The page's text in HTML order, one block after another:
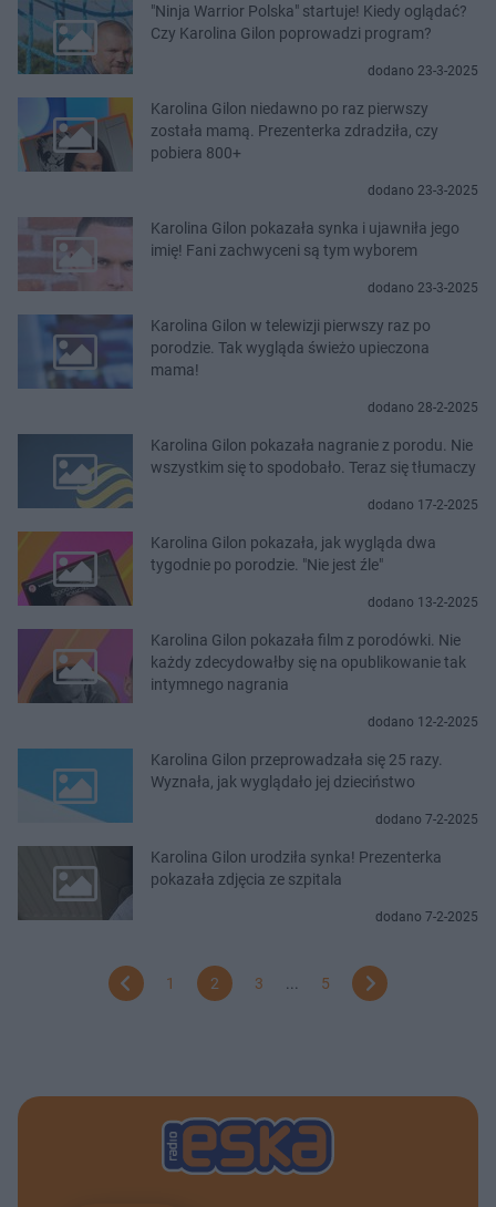
"Ninja Warrior Polska" startuje! Kiedy oglądać?
Czy Karolina Gilon poprowadzi program?
dodano 23-3-2025
Karolina Gilon niedawno po raz pierwszy
została mamą. Prezenterka zdradziła, czy
pobiera 800+
dodano 23-3-2025
Karolina Gilon pokazała synka i ujawniła jego
imię! Fani zachwyceni są tym wyborem
dodano 23-3-2025
Karolina Gilon w telewizji pierwszy raz po
porodzie. Tak wygląda świeżo upieczona
mama!
dodano 28-2-2025
Karolina Gilon pokazała nagranie z porodu. Nie
wszystkim się to spodobało. Teraz się tłumaczy
dodano 17-2-2025
Karolina Gilon pokazała, jak wygląda dwa
tygodnie po porodzie. "Nie jest źle"
dodano 13-2-2025
Karolina Gilon pokazała film z porodówki. Nie
każdy zdecydowałby się na opublikowanie tak
intymnego nagrania
dodano 12-2-2025
Karolina Gilon przeprowadzała się 25 razy.
Wyznała, jak wyglądało jej dzieciństwo
dodano 7-2-2025
Karolina Gilon urodziła synka! Prezenterka
pokazała zdjęcia ze szpitala
dodano 7-2-2025
1 2 3 5